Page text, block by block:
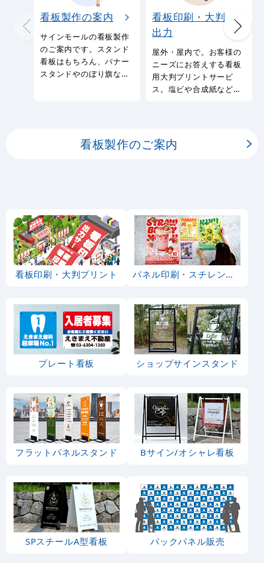
看板製作の案内
サインモールの看板製作
のご案内です。スタンド
看板はもちろん、バナー
スタンドやのぼり旗など
看板印刷・大判
出力
屋外・屋内で。お客様の
ニーズにお答えする看板
用大判プリントサービ
ス。塩ビや合成紙など看
看板製作のご案内
看板印刷・大判プリント パネル印刷・スチレンボード
プレート看板 ショップサインスタンド
フラットパネルスタンド Bサイン/オシャレ看板
SPスチールA型看板 バックパネル販売